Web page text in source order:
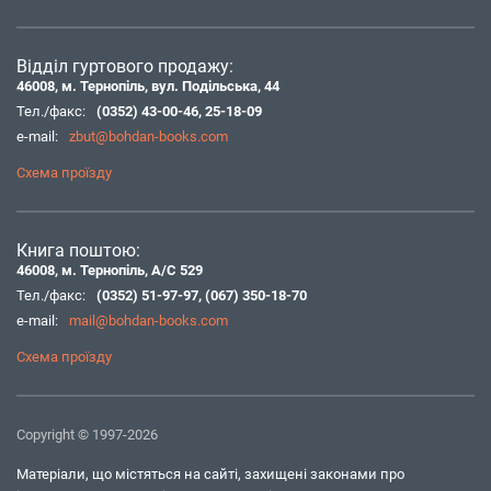
Відділ гуртового продажу:
46008, м. Тернопіль, вул. Подільська, 44
Тел./факс:
(0352) 43-00-46, 25-18-09
e-mail:
zbut@bohdan-books.com
Схема проїзду
Книга поштою:
46008, м. Тернопіль, А/С 529
Тел./факс:
(0352) 51-97-97, (067) 350-18-70
e-mail:
mail@bohdan-books.com
Схема проїзду
Copyright © 1997-2026
Матеріали, що містяться на сайті, захищені законами про